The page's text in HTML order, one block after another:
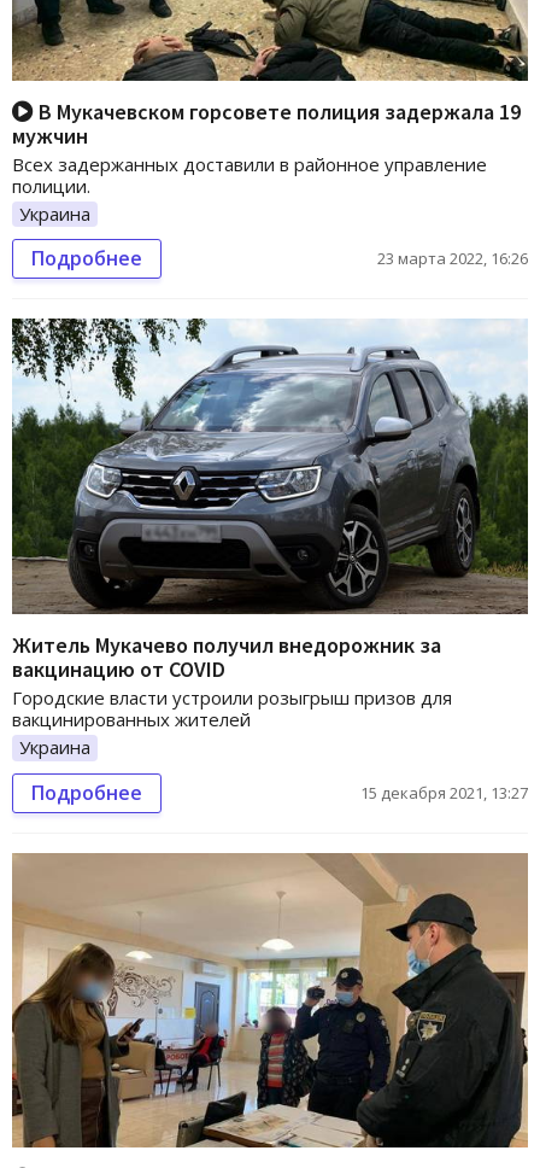
В Мукачевском горсовете полиция задержала 19
мужчин
Всех задержанных доставили в районное управление
полиции.
Украина
Подробнее 23 марта 2022, 16:26
Житель Мукачево получил внедорожник за
вакцинацию от COVID
Городские власти устроили розыгрыш призов для
вакцинированных жителей
Украина
Подробнее 15 декабря 2021, 13:27